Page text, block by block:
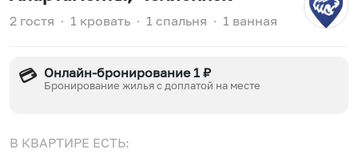
2 гостя ∙ 1 кровать ∙ 1 спальня ∙ 1 ванная
💳 Онлайн-бронирование 1 ₽
Бронирование жилья с доплатой на месте
В КВАРТИРЕ ЕСТЬ: